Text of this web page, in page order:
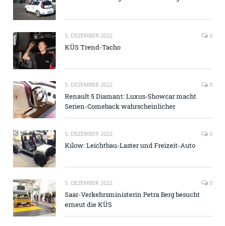
5. DEZEMBER 2022 0
KÜS Trend-Tacho
5. DEZEMBER 2022 0
Renault 5 Diamant: Luxus-Showcar macht
Serien-Comeback wahrscheinlicher
5. DEZEMBER 2022 0
Kilow: Leichtbau-Laster und Freizeit-Auto
5. DEZEMBER 2022 0
Saar-Verkehrsministerin Petra Berg besucht
erneut die KÜS